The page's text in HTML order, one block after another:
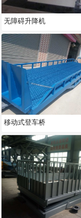
无障碍升降机
移动式登车桥